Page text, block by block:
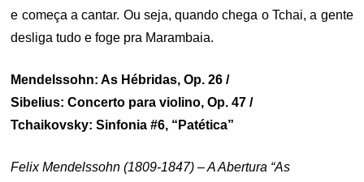
e começa a cantar. Ou seja, quando chega o Tchai, a gente
desliga tudo e foge pra Marambaia.
Mendelssohn: As Hébridas, Op. 26 /
Sibelius: Concerto para violino, Op. 47 /
Tchaikovsky: Sinfonia #6, “Patética”
Felix Mendelssohn (1809-1847) – A Abertura “As